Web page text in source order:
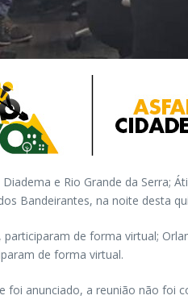
e Rio Grande da Serra;
Bandeirantes, na noite desta
de forma virtual;
de forma virtual.
foi anunciado, a reunião não foi